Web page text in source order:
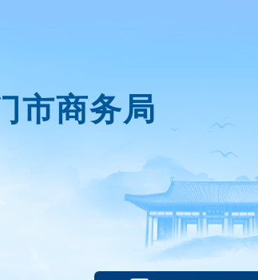
市商务局